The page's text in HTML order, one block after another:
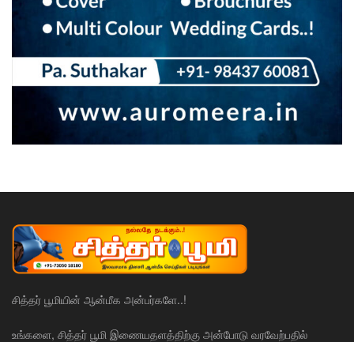
சித்தர் பூமியின் ஆன்மீக அன்பர்களே..!
உங்களை, சித்தர் பூமி இணையதளத்திற்கு அன்போடு வரவேற்பதில்